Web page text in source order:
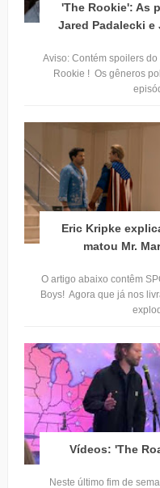
'The Rookie': As
Jared Padalecki
Aviso: Contém spoilers
Rookie ! Os gêneros
Eric Kripke
matou Mr.
O artigo abaixo contêm
Boys! Agora que já nos
Vídeos: 'The
Neste último fim de